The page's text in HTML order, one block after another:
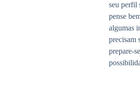
seu perfil
pense
algumas
precisam
prepare-